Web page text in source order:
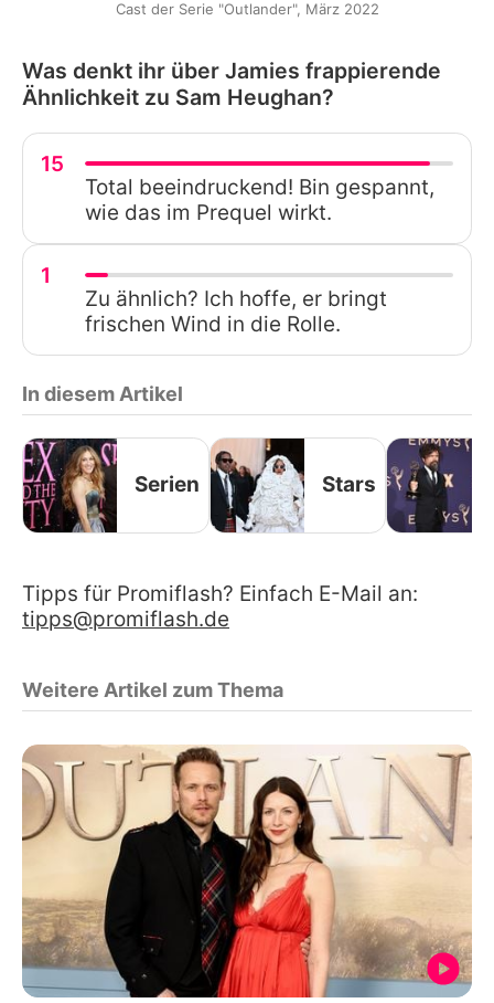
Cast der Serie "Outlander", März 2022
Was denkt ihr über Jamies frappierende
Ähnlichkeit zu Sam Heughan?
15
Total beeindruckend! Bin gespannt,
wie das im Prequel wirkt.
1
Zu ähnlich? Ich hoffe, er bringt
frischen Wind in die Rolle.
In diesem Artikel
Serien Stars
Tipps für Promiflash? Einfach E-Mail an:
tipps@promiflash.de
Weitere Artikel zum Thema